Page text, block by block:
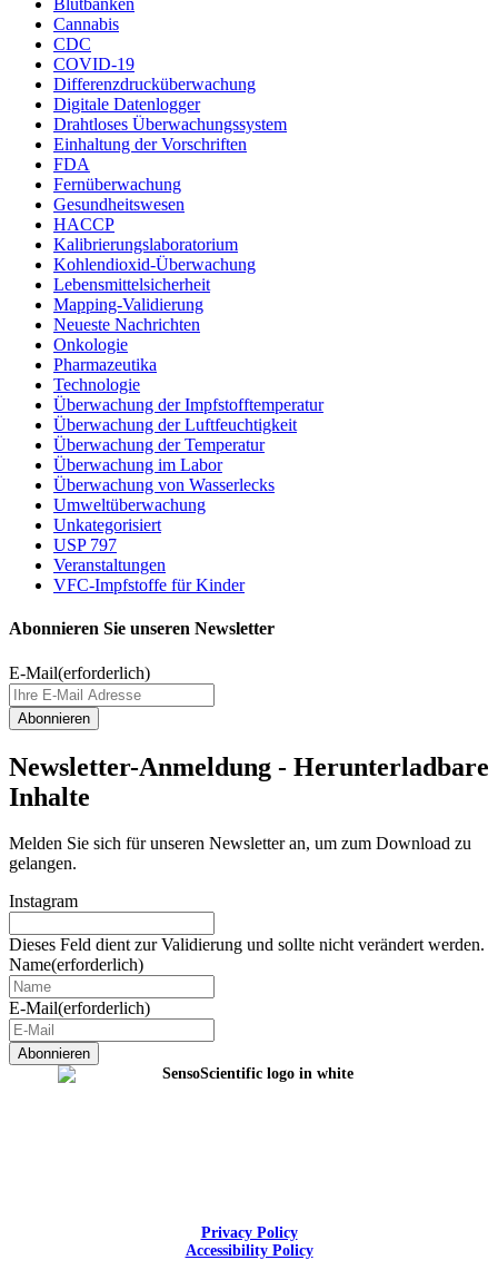
Blutbanken
Cannabis
CDC
COVID-19
Differenzdrucküberwachung
Digitale Datenlogger
Drahtloses Überwachungssystem
Einhaltung der Vorschriften
FDA
Fernüberwachung
Gesundheitswesen
HACCP
Kalibrierungslaboratorium
Kohlendioxid-Überwachung
Lebensmittelsicherheit
Mapping-Validierung
Neueste Nachrichten
Onkologie
Pharmazeutika
Technologie
Überwachung der Impfstofftemperatur
Überwachung der Luftfeuchtigkeit
Überwachung der Temperatur
Überwachung im Labor
Überwachung von Wasserlecks
Umweltüberwachung
Unkategorisiert
USP 797
Veranstaltungen
VFC-Impfstoffe für Kinder
Abonnieren Sie unseren Newsletter
E-Mail(erforderlich)
Newsletter-Anmeldung - Herunterladbare
Inhalte
Melden Sie sich für unseren Newsletter an, um zum Download zu
gelangen.
Instagram
Dieses Feld dient zur Validierung und sollte nicht verändert werden.
Name(erforderlich)
E-Mail(erforderlich)
Privacy Policy
Accessibility Policy